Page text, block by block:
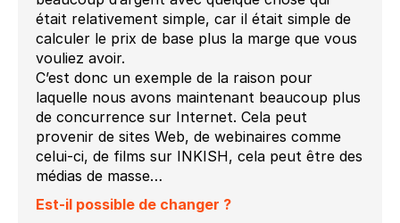
était relativement simple, car il était simple de
calculer le prix de base plus la marge que vous
vouliez avoir.
C’est donc un exemple de la raison pour
laquelle nous avons maintenant beaucoup plus
de concurrence sur Internet. Cela peut
provenir de sites Web, de webinaires comme
celui-ci, de films sur INKISH, cela peut être des
médias de masse…
Est-il possible de changer ?